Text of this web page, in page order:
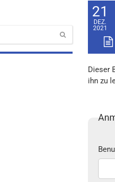
21
DEZ.
2021
Dieser
ihn zu